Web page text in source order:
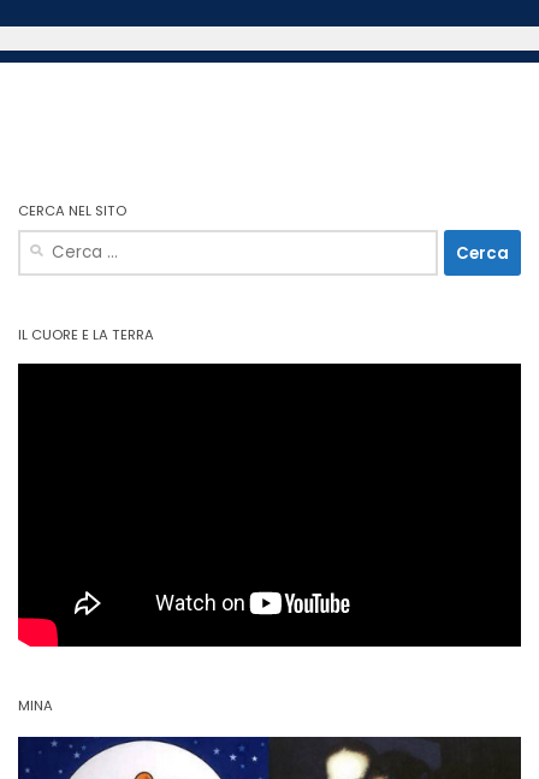
CERCA NEL SITO
Ricerca
per:
IL CUORE E LA TERRA
MINA